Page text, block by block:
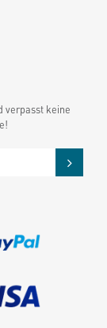
verpasst keine